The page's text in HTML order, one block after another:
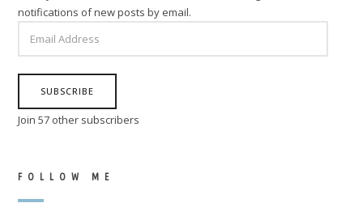
notifications of new posts by email.
ADDRESS
SUBSCRIBE
Join 57 other subscribers
FOLLOW ME